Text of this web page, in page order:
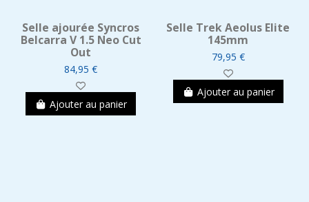
Selle ajourée Syncros
Belcarra V 1.5 Neo Cut
Out
84,95 €
Ajouter au panier
Selle Trek Aeolus Elite
145mm
79,95 €
Ajouter au panier